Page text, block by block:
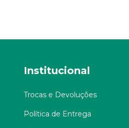
Institucional
Trocas e Devoluções
Política de Entrega